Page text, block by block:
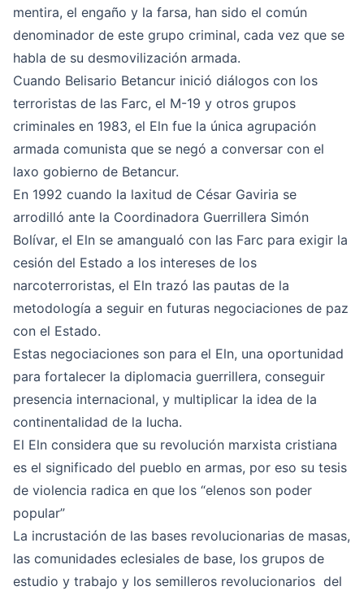
mentira, el engaño y la farsa, han sido el común
denominador de este grupo criminal, cada vez que se
habla de su desmovilización armada.
Cuando Belisario Betancur inició diálogos con los
terroristas de las Farc, el M-19 y otros grupos
criminales en 1983, el Eln fue la única agrupación
armada comunista que se negó a conversar con el
laxo gobierno de Betancur.
En 1992 cuando la laxitud de César Gaviria se
arrodilló ante la Coordinadora Guerrillera Simón
Bolívar, el Eln se amangualó con las Farc para exigir la
cesión del Estado a los intereses de los
narcoterroristas, el Eln trazó las pautas de la
metodología a seguir en futuras negociaciones de paz
con el Estado.
Estas negociaciones son para el Eln, una oportunidad
para fortalecer la diplomacia guerrillera, conseguir
presencia internacional, y multiplicar la idea de la
continentalidad de la lucha.
El Eln considera que su revolución marxista cristiana
es el significado del pueblo en armas, por eso su tesis
de violencia radica en que los “elenos son poder
popular”
La incrustación de las bases revolucionarias de masas,
las comunidades eclesiales de base, los grupos de
estudio y trabajo y los semilleros revolucionarios del